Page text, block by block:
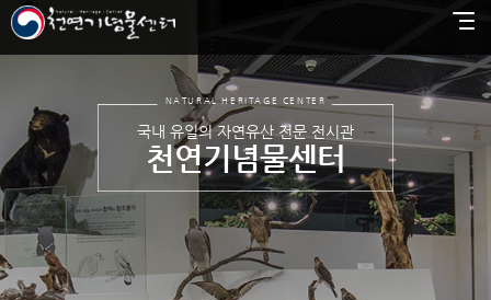
NATURAL HERITAGE CENTER
국내 유일의 자연유산 전문 전시관
천연기념물센터